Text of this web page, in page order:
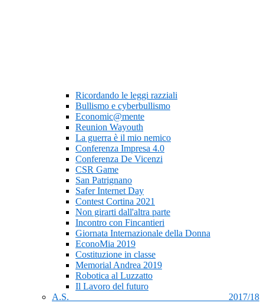
Ricordando le leggi razziali
Bullismo e cyberbullismo
Economic@mente
Reunion Wayouth
La guerra è il mio nemico
Conferenza Impresa 4.0
Conferenza De Vicenzi
CSR Game
San Patrignano
Safer Internet Day
Contest Cortina 2021
Non girarti dall'altra parte
Incontro con Fincantieri
Giornata Internazionale della Donna
EconoMia 2019
Costituzione in classe
Memorial Andrea 2019
Robotica al Luzzatto
Il Lavoro del futuro
A.S. 2017/18